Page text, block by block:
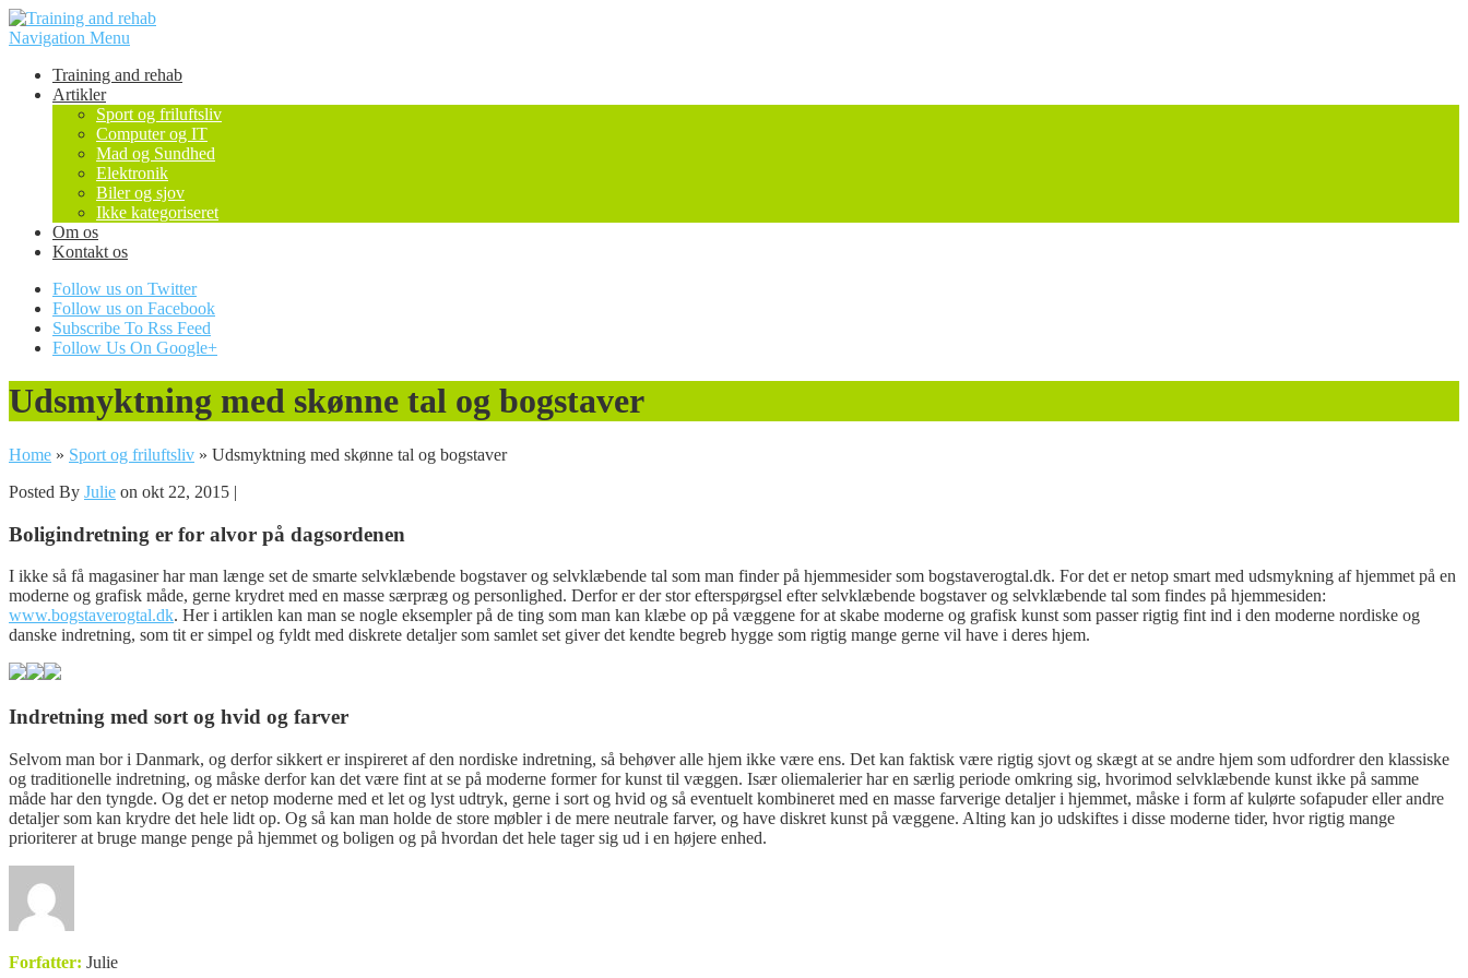
Navigation Menu
Training and rehab
Artikler
Sport og friluftsliv
Computer og IT
Mad og Sundhed
Elektronik
Biler og sjov
Ikke kategoriseret
Om os
Kontakt os
Follow us on Twitter
Follow us on Facebook
Subscribe To Rss Feed
Follow Us On Google+
Udsmyktning med skønne tal og bogstaver
Home » Sport og friluftsliv » Udsmyktning med skønne tal og bogstaver
Posted By Julie on okt 22, 2015 |
Boligindretning er for alvor på dagsordenen
I ikke så få magasiner har man længe set de smarte selvklæbende bogstaver og selvklæbende tal som man finder på hjemmesider som bogstaverogtal.dk. For det er netop smart med udsmykning af hjemmet på en
moderne og grafisk måde, gerne krydret med en masse særpræg og personlighed. Derfor er der stor efterspørgsel efter selvklæbende bogstaver og selvklæbende tal som findes på hjemmesiden:
www.bogstaverogtal.dk. Her i artiklen kan man se nogle eksempler på de ting som man kan klæbe op på væggene for at skabe moderne og grafisk kunst som passer rigtig fint ind i den moderne nordiske og
danske indretning, som tit er simpel og fyldt med diskrete detaljer som samlet set giver det kendte begreb hygge som rigtig mange gerne vil have i deres hjem.
Indretning med sort og hvid og farver
Selvom man bor i Danmark, og derfor sikkert er inspireret af den nordiske indretning, så behøver alle hjem ikke være ens. Det kan faktisk være rigtig sjovt og skægt at se andre hjem som udfordrer den klassiske
og traditionelle indretning, og måske derfor kan det være fint at se på moderne former for kunst til væggen. Især oliemalerier har en særlig periode omkring sig, hvorimod selvklæbende kunst ikke på samme
måde har den tyngde. Og det er netop moderne med et let og lyst udtryk, gerne i sort og hvid og så eventuelt kombineret med en masse farverige detaljer i hjemmet, måske i form af kulørte sofapuder eller andre
detaljer som kan krydre det hele lidt op. Og så kan man holde de store møbler i de mere neutrale farver, og have diskret kunst på væggene. Alting kan jo udskiftes i disse moderne tider, hvor rigtig mange
prioriterer at bruge mange penge på hjemmet og boligen og på hvordan det hele tager sig ud i en højere enhed.
Forfatter: Julie